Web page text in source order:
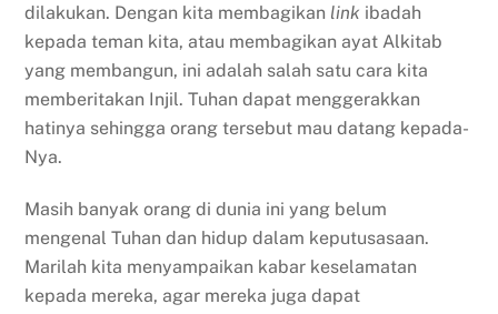
dilakukan. Dengan kita membagikan link ibadah
kepada teman kita, atau membagikan ayat Alkitab
yang membangun, ini adalah salah satu cara kita
memberitakan Injil. Tuhan dapat menggerakkan
hatinya sehingga orang tersebut mau datang kepada-
Nya.
Masih banyak orang di dunia ini yang belum
mengenal Tuhan dan hidup dalam keputusasaan.
Marilah kita menyampaikan kabar keselamatan
kepada mereka, agar mereka juga dapat